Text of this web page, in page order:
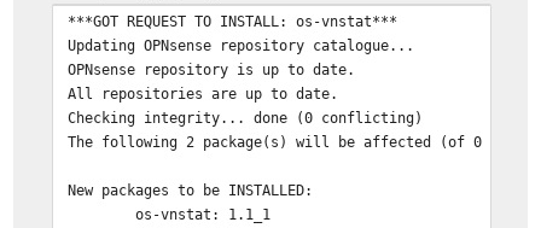
***GOT REQUEST TO INSTALL: os-vnstat***
Updating OPNsense repository catalogue...
OPNsense repository is up to date.
All repositories are up to date.
Checking integrity... done (0 conflicting)
The following 2 package(s) will be affected (of 0
New packages to be INSTALLED:
os-vnstat: 1.1_1